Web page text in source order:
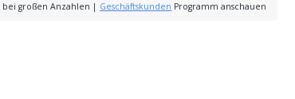
bei großen Anzahlen | Geschäftskunden Programm anschauen